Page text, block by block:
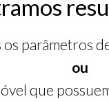
parâmetros
ou
que